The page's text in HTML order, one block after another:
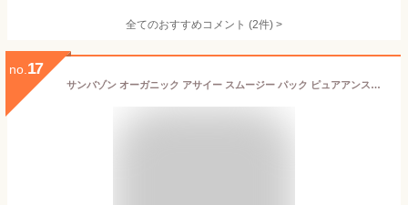
全てのおすすめコメント (2件) >
no. 17
サンバゾン オーガニック アサイー スムージー パック ピュアアンスウィート（砂糖不使用）100g×8袋 アサイーボウル 有機アサイー パック フローズン ジュース 食品 美容 健康 ダイエット ポリフェノール 朝食 業務用 冷凍【Costco コストコ】